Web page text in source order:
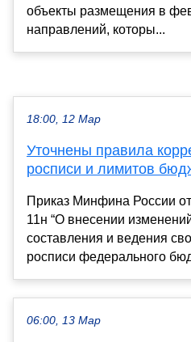
объекты размещения в
направлений, которы...
18:00, 12 Мар
Уточнены правила
росписи и лимитов
Приказ Минфина России
11н “О внесении
составления и ведения
росписи федерального
06:00, 13 Мар